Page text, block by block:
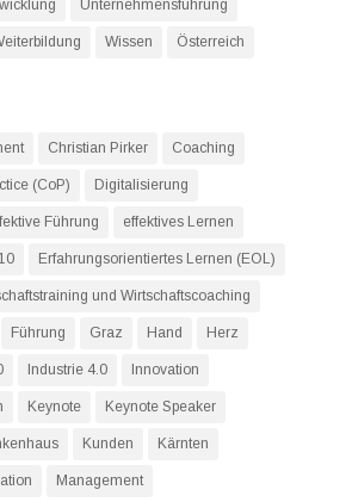
Unternehmensführung
Wissen Österreich
Christian Pirker Coaching
(CoP) Digitalisierung
Führung effektives Lernen
Erfahrungsorientiertes Lernen (EOL)
und Wirtschaftscoaching
Führung Graz Hand Herz
Industrie 4.0 Innovation
Keynote Keynote Speaker
Kunden Kärnten
Management